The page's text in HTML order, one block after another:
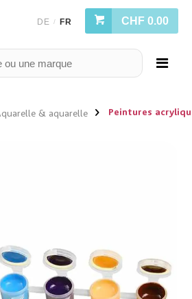
DE / FR CHF 0.00
& aquarelle Peintures